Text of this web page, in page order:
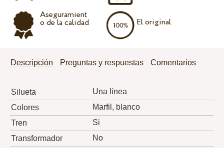
Aseguramient
o de la calidad El original
Descripción Preguntas y respuestas Comentarios
Silueta
Una línea
Colores
Marfil, blanco
Tren
Si
Transformador
No